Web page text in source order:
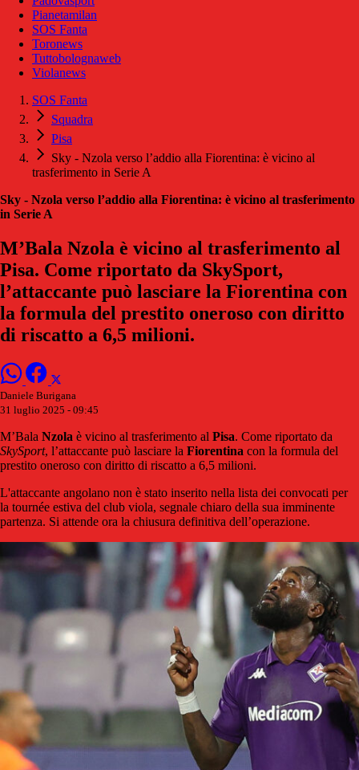
Pianetamilan
SOS Fanta
Toronews
Tuttobolognaweb
Violanews
SOS Fanta
Squadra
Pisa
Sky - Nzola verso l’addio alla Fiorentina: è vicino al
trasferimento in Serie A
Sky - Nzola verso l’addio alla Fiorentina: è vicino al trasferimento
in Serie A
M’Bala Nzola è vicino al trasferimento al
Pisa. Come riportato da SkySport,
l’attaccante può lasciare la Fiorentina con
la formula del prestito oneroso con diritto
di riscatto a 6,5 milioni.
Daniele Burigana
31 luglio 2025 - 09:45
M’Bala Nzola è vicino al trasferimento al Pisa. Come riportato da
SkySport, l’attaccante può lasciare la Fiorentina con la formula del
prestito oneroso con diritto di riscatto a 6,5 milioni.
L'attaccante angolano non è stato inserito nella lista dei convocati per
la tournée estiva del club viola, segnale chiaro della sua imminente
partenza. Si attende ora la chiusura definitiva dell’operazione.